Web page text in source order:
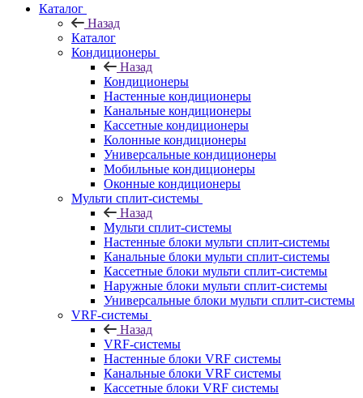
Каталог
Назад
Каталог
Кондиционеры
Назад
Кондиционеры
Настенные кондиционеры
Канальные кондиционеры
Кассетные кондиционеры
Колонные кондиционеры
Универсальные кондиционеры
Мобильные кондиционеры
Оконные кондиционеры
Мульти сплит-системы
Назад
Мульти сплит-системы
Настенные блоки мульти сплит-системы
Канальные блоки мульти сплит-системы
Кассетные блоки мульти сплит-системы
Наружные блоки мульти сплит-системы
Универсальные блоки мульти сплит-системы
VRF-системы
Назад
VRF-системы
Настенные блоки VRF системы
Канальные блоки VRF системы
Кассетные блоки VRF системы